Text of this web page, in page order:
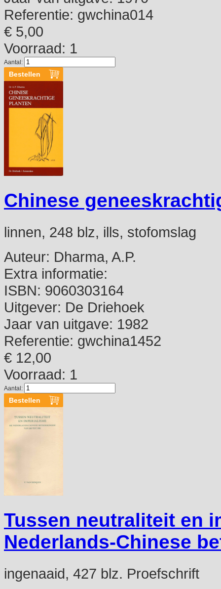
Referentie: gwchina014
€ 5,00
Voorraad: 1
Aantal:
Chinese
linnen, 248 blz, ills, stofomslag
Auteur: Dharma, A.P.
Extra informatie:
ISBN: 9060303164
Uitgever: De Driehoek
Jaar van uitgave: 1982
Referentie: gwchina1452
€ 12,00
Voorraad: 1
Aantal:
Tussen neutraliteit en
Nederlands-Chinese
ingenaaid, 427 blz. Proefschrift